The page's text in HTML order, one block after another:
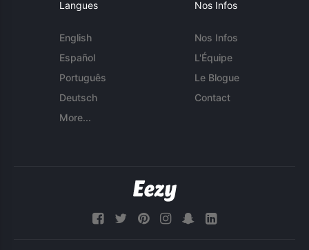
Langues
English
Español
Português
Deutsch
More...
Nos Infos
Nos Infos
L'Équipe
Le Blogue
Contact